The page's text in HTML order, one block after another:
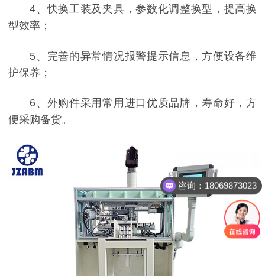
4、快换工装及夹具，参数化调整换型，提高换
型效率；
5、完善的异常情况报警提示信息，方便设备维
护保养；
6、外购件采用常用进口优质品牌，寿命好，方
便采购备货。
咨询：18069873023